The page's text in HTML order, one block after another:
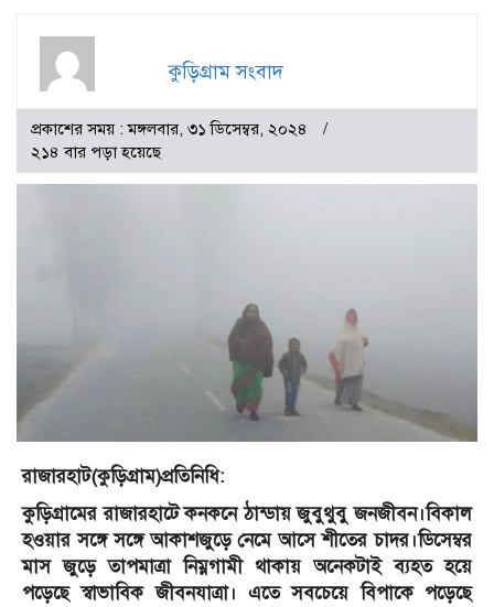
কুড়িগ্রাম সংবাদ
প্রকাশের সময় : মঙ্গলবার, ৩১ ডিসেম্বর, ২০২৪
২১৪ বার পড়া হয়েছে
রাজারহাট(কুড়িগ্রাম)প্রতিনিধি:
কুড়িগ্রামের রাজারহাটে কনকনে ঠান্ডায় জুবুথুবু জনজীবন।বিকাল
হওয়ার সঙ্গে সঙ্গে আকাশজুড়ে নেমে আসে শীতের চাদর।ডিসেম্বর
মাস জুড়ে তাপমাত্রা নিম্নগামী থাকায় অনেকটাই ব্যহত হয়ে
পড়েছে স্বাভাবিক জীবনযাত্রা। এতে সবচেয়ে বিপাকে পড়েছে